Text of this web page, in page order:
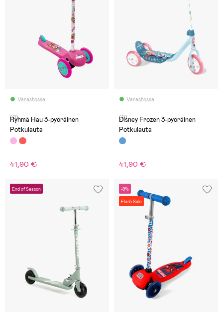
Varastossa
(0)
Ryhmä Hau 3-pyöräinen
Potkulauta
41,90 €
Varastossa
(0)
Disney Frozen 3-pyöräinen
Potkulauta
41,90 €
End of Season -9%
Flash Sale